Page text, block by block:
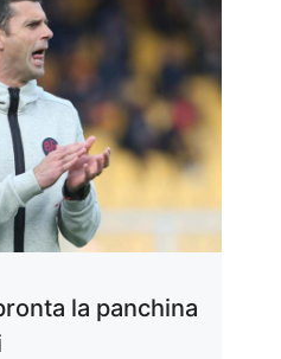
la panchina